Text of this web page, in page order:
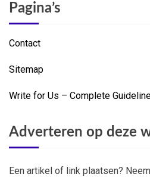
Pagina’s
Contact
Sitemap
Write for Us – Complete
Adverteren op deze
Een artikel of link plaatsen?